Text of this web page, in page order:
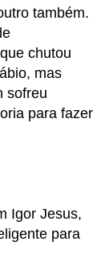
também.
chutou
mas
sofreu
para fazer
Igor Jesus,
para